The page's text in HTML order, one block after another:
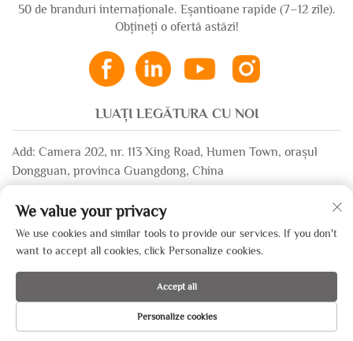
50 de branduri internaționale. Eșantioane rapide (7–12 zile).
Obțineți o ofertă astăzi!
LUAȚI LEGĂTURA CU NOI
Add: Camera 202, nr. 113 Xing Road, Humen Town, orașul
Dongguan, provinca Guangdong, China
+86-13532483058
Copyright © 2025 de către Dongguan Xinsheng Garment Co., Ltd. —
Politica de confidențialitate
We value your privacy
We use cookies and similar tools to provide our services. If you don't
want to accept all cookies, click Personalize cookies.
Personalize cookies
Accept all